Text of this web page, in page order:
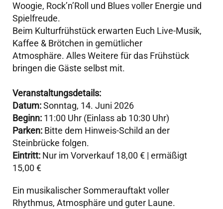
Woogie, Rock’n’Roll und Blues voller Energie und
Spielfreude.
Beim Kulturfrühstück erwarten Euch Live-Musik,
Kaffee & Brötchen in gemütlicher
Atmosphäre. Alles Weitere für das Frühstück
bringen die Gäste selbst mit.
Veranstaltungsdetails:
Datum:Sonntag, 14. Juni 2026
Beginn: 11:00 Uhr (Einlass ab 10:30 Uhr)
Parken: Bitte dem Hinweis-Schild an der
Steinbrücke folgen.
Eintritt: Nur im Vorverkauf 18,00 € | ermäßigt
15,00 €
Ein musikalischer Sommerauftakt voller
Rhythmus, Atmosphäre und guter Laune.